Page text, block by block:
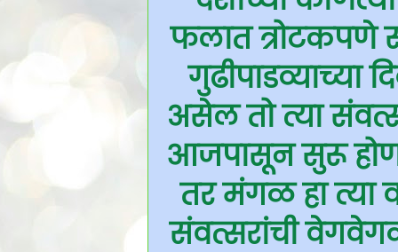
फलात त्रोटकपणे
गुढीपाडव्याच्या
असेल तो त्या
आजपासून सुरू
तर मंगळ हा त्या
संवत्सरांची